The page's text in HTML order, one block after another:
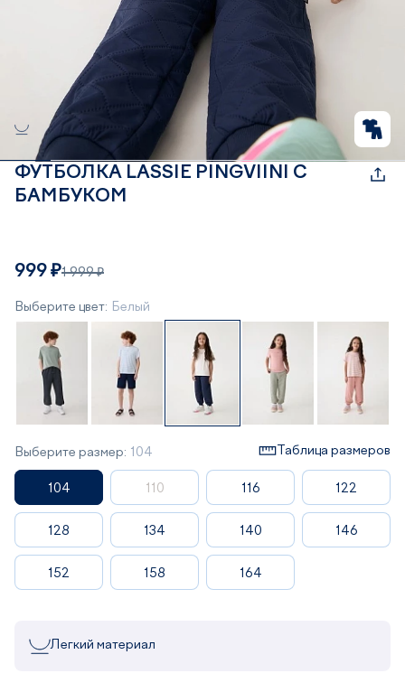
ФУТБОЛКА LASSIE PINGVIINI С
БАМБУКОМ
999 ₽1 999 ₽
Выберите цвет: Белый
Выберите размер: 104 Таблица размеров
104 110 116 122
128 134 140 146
152 158 164
Легкий материал